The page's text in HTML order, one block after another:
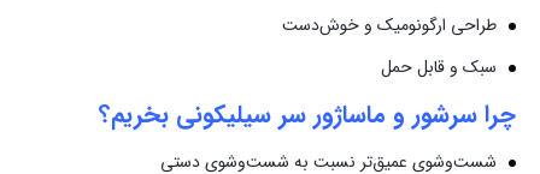
طراحی ارگونومیک و خوش‌دست
سبک و قابل حمل
چراسرشور و ماساژور سر سیلیکونی بخریم؟
شست‌وشوی عمیق‌تر نسبت به شست‌وشوی دستی